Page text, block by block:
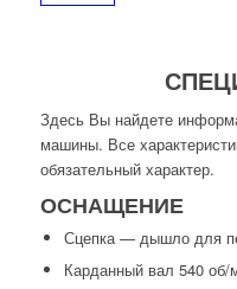
Здесь Вы найдете
машины. Все
обязательный характер.
ОСНАЩЕНИЕ
Сцепка — дышло для
Карданный вал 540